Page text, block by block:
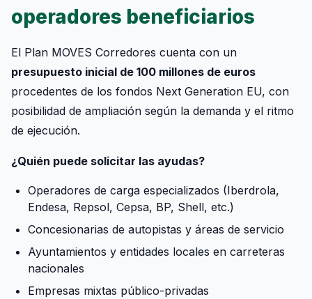
operadores beneficiarios
El Plan MOVES Corredores cuenta con un
presupuesto inicial de 100 millones de euros
procedentes de los fondos Next Generation EU, con
posibilidad de ampliación según la demanda y el ritmo
de ejecución.
¿Quién puede solicitar las ayudas?
Operadores de carga especializados (Iberdrola,
Endesa, Repsol, Cepsa, BP, Shell, etc.)
Concesionarias de autopistas y áreas de servicio
Ayuntamientos y entidades locales en carreteras
nacionales
Empresas mixtas público-privadas